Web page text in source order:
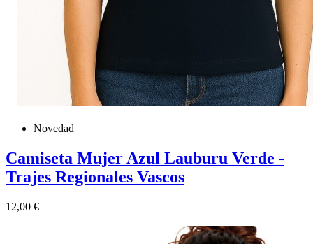
Novedad
Camiseta Mujer Azul Lauburu Verde -
Trajes Regionales Vascos
Precio
12,00 €